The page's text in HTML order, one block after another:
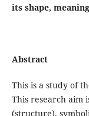
its shape,
Abstract
This is a study of
This research aim
(structure),